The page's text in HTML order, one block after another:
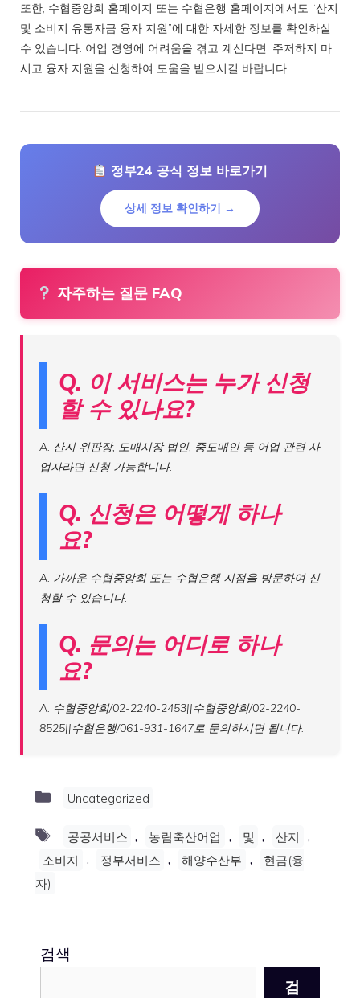
또한, 수협중앙회 홈페이지 또는 수협은행 홈페이지에서도 “산지
및 소비지 유통자금 융자 지원”에 대한 자세한 정보를 확인하실
수 있습니다. 어업 경영에 어려움을 겪고 계신다면, 주저하지 마
시고 융자 지원을 신청하여 도움을 받으시길 바랍니다.
정부24 공식 정보 바로가기
상세 정보 확인하기 →
자주하는 질문 FAQ
Q. 이 서비스는 누가 신청
할 수 있나요?
A. 산지 위판장, 도매시장 법인, 중도매인 등 어업 관련 사
업자라면 신청 가능합니다.
Q. 신청은 어떻게 하나
요?
A. 가까운 수협중앙회 또는 수협은행 지점을 방문하여 신
청할 수 있습니다.
Q. 문의는 어디로 하나
요?
A. 수협중앙회/02-2240-2453||수협중앙회/02-2240-
8525||수협은행/061-931-1647로 문의하시면 됩니다.
Categories
Uncategorized
Tags
공공서비스 , 농림축산어업 , 및 , 산지 ,
소비지 , 정부서비스 , 해양수산부 ,
현금(융
자)
검색
검